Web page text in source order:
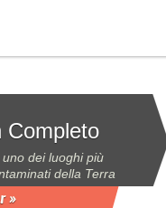
Completo
dei luoghi più
della Terra
»